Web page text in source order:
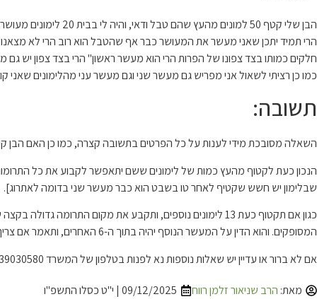
הבן שלי קטף 50 למונים מהעץ שהם טבל ודאי, והיה לי בבית 20 לימונים מעושרים. הבן הקטן ערבב את הכל כעת נמצאים הלימונים המעושרים יחד עם האינם מעושרים מה הדין איך מעשרים?
הרי תמיד יתכן שאני מעשר את המעושר כבר אף שהטבל הוא רוב הרי לא
חלקים כמותו בצד צפונו של הפרות הרי הוא מעשר ראשון" הרי בצד צפון יש
כמו כן רציתי לשאול אני מפריש גם מעשר שני וגם מעשר עני מהלימונים שאני
תשובה:
השאלה מסובכת מידי לענות על כל הפרטים בתשובה קצרה, כמו כן האם הבן קטף לפני טו בשבט וה-50 האחרים
הנכון כעת לקטוף מהעץ כמות של לימונים ששם יתאפשר לקבוע את כל
שבלימון יש חשש שקטיף לאחר טו בשבט הוא כבר מעשר שני בדומה לאתרוג].
המסופקים. והוא הדין על המעשר הנוסף יהיה בתוך ה-6 האחרים, ותאמר אם צריך מעשר שני יהיו ב-6 הללו על הכל כולל המסופקים, ויהיו מחוללים על פרוטה וכו‘, ואם צריך מעשר עני יהיו מעשר עני על הכל.
אם לא ברור או עדיין יש שאלות נוספות נא לפנות בטלפון של המשרד 039030580 כדי לשוחח ישירות
מאת: הרב שניאור זלמן רווח 09/12/2025 | י"ט כסלו התשפ"ו